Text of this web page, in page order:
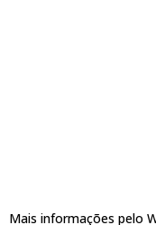
Mais informações pelo